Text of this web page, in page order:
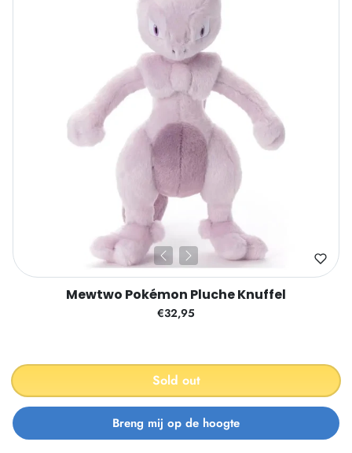
Mewtwo Pokémon Pluche Knuffel
€32,95
Sold out